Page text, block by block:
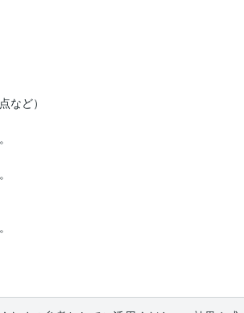
など）